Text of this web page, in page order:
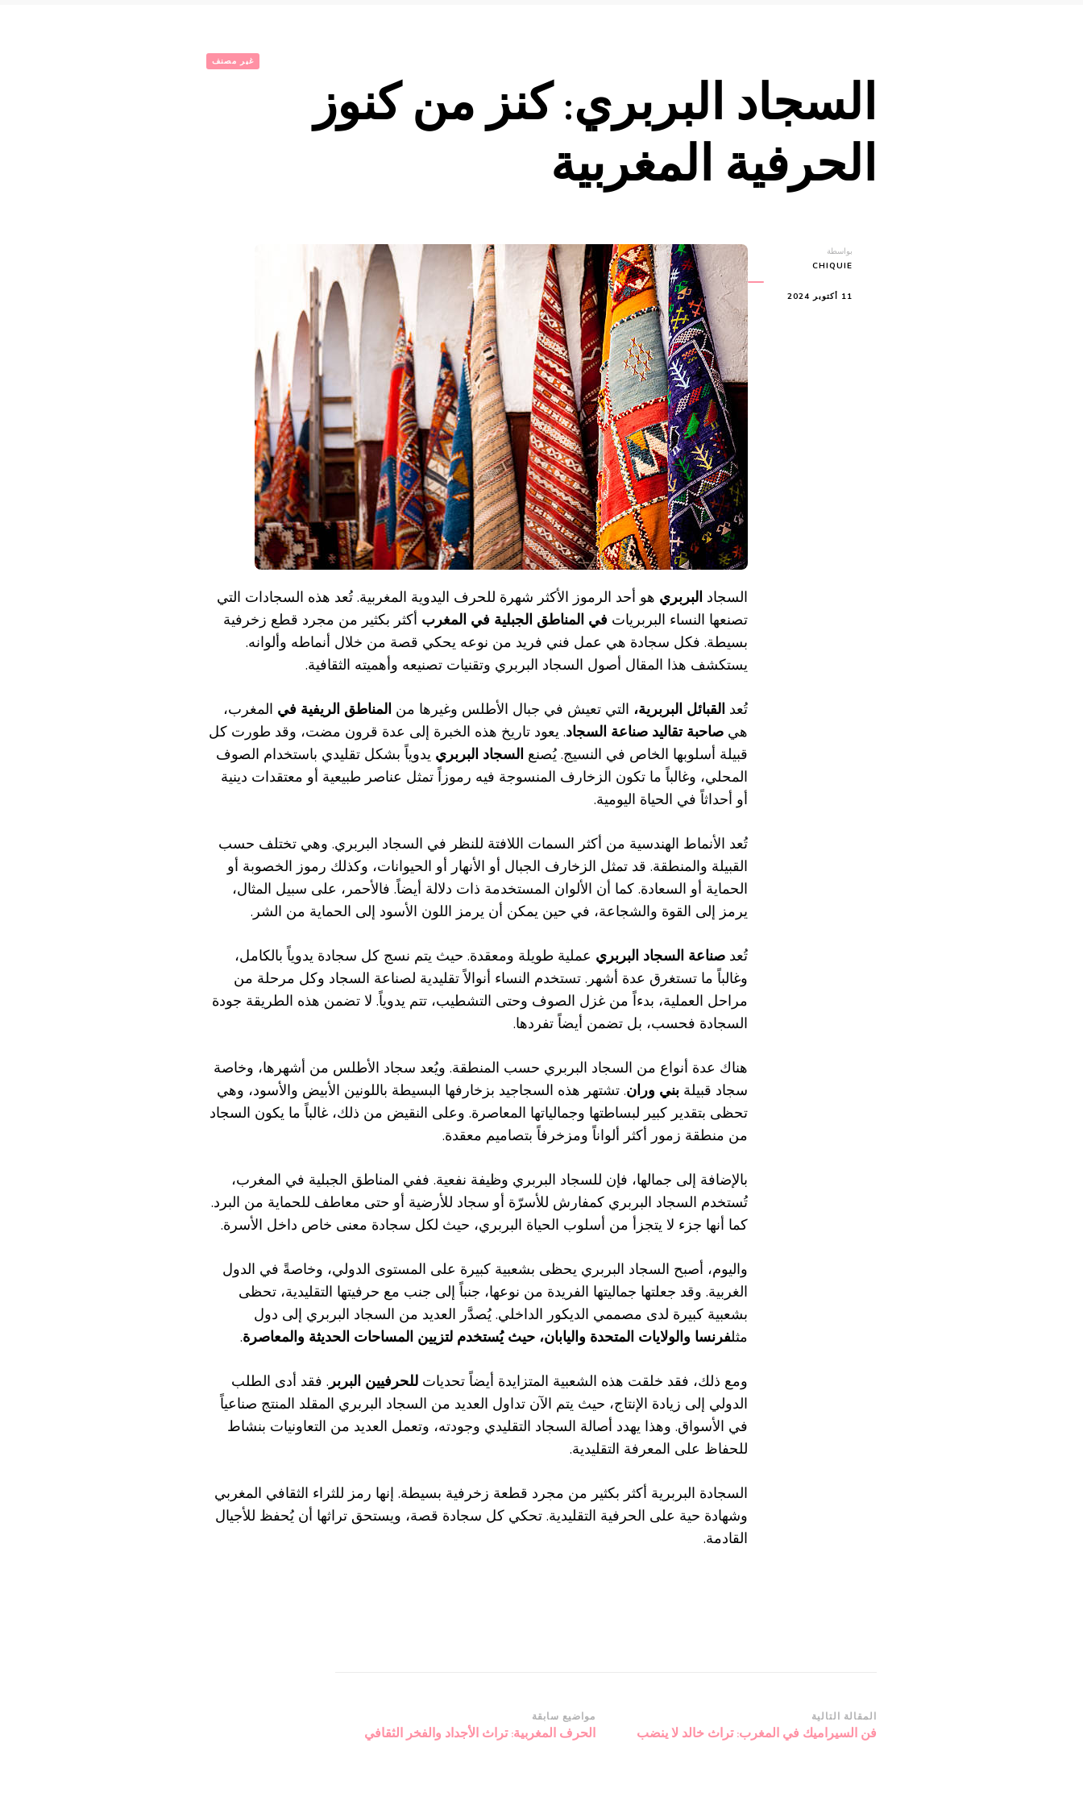
غير مصنف
السجاد البربري: كنز من كنوز
الحرفية المغربية
بواسطة
CHIQUIE
11 أكتوبر 2024
السجاد البربري هو أحد الرموز الأكثر شهرة للحرف اليدوية المغربية. تُعد هذه السجادات التي
تصنعها النساء البربريات في المناطق الجبلية في المغرب أكثر بكثير من مجرد قطع زخرفية
بسيطة. فكل سجادة هي عمل فني فريد من نوعه يحكي قصة من خلال أنماطه وألوانه.
يستكشف هذا المقال أصول السجاد البربري وتقنيات تصنيعه وأهميته الثقافية.
تُعد القبائل البربرية، التي تعيش في جبال الأطلس وغيرها من المناطق الريفية في المغرب،
هي صاحبة تقاليد صناعة السجاد. يعود تاريخ هذه الخبرة إلى عدة قرون مضت، وقد طورت كل
قبيلة أسلوبها الخاص في النسيج. يُصنع السجاد البربري يدوياً بشكل تقليدي باستخدام الصوف
المحلي، وغالباً ما تكون الزخارف المنسوجة فيه رموزاً تمثل عناصر طبيعية أو معتقدات دينية
أو أحداثاً في الحياة اليومية.
تُعد الأنماط الهندسية من أكثر السمات اللافتة للنظر في السجاد البربري. وهي تختلف حسب
القبيلة والمنطقة. قد تمثل الزخارف الجبال أو الأنهار أو الحيوانات، وكذلك رموز الخصوبة أو
الحماية أو السعادة. كما أن الألوان المستخدمة ذات دلالة أيضاً. فالأحمر، على سبيل المثال،
يرمز إلى القوة والشجاعة، في حين يمكن أن يرمز اللون الأسود إلى الحماية من الشر.
تُعد صناعة السجاد البربري عملية طويلة ومعقدة. حيث يتم نسج كل سجادة يدوياً بالكامل،
وغالباً ما تستغرق عدة أشهر. تستخدم النساء أنوالاً تقليدية لصناعة السجاد وكل مرحلة من
مراحل العملية، بدءاً من غزل الصوف وحتى التشطيب، تتم يدوياً. لا تضمن هذه الطريقة جودة
السجادة فحسب، بل تضمن أيضاً تفردها.
هناك عدة أنواع من السجاد البربري حسب المنطقة. ويُعد سجاد الأطلس من أشهرها، وخاصة
سجاد قبيلة بني وران. تشتهر هذه السجاجيد بزخارفها البسيطة باللونين الأبيض والأسود، وهي
تحظى بتقدير كبير لبساطتها وجمالياتها المعاصرة. وعلى النقيض من ذلك، غالباً ما يكون السجاد
من منطقة زمور أكثر ألواناً ومزخرفاً بتصاميم معقدة.
بالإضافة إلى جمالها، فإن للسجاد البربري وظيفة نفعية. ففي المناطق الجبلية في المغرب،
تُستخدم السجاد البربري كمفارش للأسرّة أو سجاد للأرضية أو حتى معاطف للحماية من البرد.
كما أنها جزء لا يتجزأ من أسلوب الحياة البربري، حيث لكل سجادة معنى خاص داخل الأسرة.
واليوم، أصبح السجاد البربري يحظى بشعبية كبيرة على المستوى الدولي، وخاصةً في الدول
الغربية. وقد جعلتها جماليتها الفريدة من نوعها، جنباً إلى جنب مع حرفيتها التقليدية، تحظى
بشعبية كبيرة لدى مصممي الديكور الداخلي. يُصدَّر العديد من السجاد البربري إلى دول
مثلفرنسا والولايات المتحدة واليابان، حيث يُستخدم لتزيين المساحات الحديثة والمعاصرة.
ومع ذلك، فقد خلقت هذه الشعبية المتزايدة أيضاً تحديات للحرفيين البربر . فقد أدى الطلب
الدولي إلى زيادة الإنتاج، حيث يتم الآن تداول العديد من السجاد البربري المقلد المنتج صناعياً
في الأسواق. وهذا يهدد أصالة السجاد التقليدي وجودته، وتعمل العديد من التعاونيات بنشاط
للحفاظ على المعرفة التقليدية.
السجادة البربرية أكثر بكثير من مجرد قطعة زخرفية بسيطة. إنها رمز للثراء الثقافي المغربي
وشهادة حية على الحرفية التقليدية. تحكي كل سجادة قصة، ويستحق تراثها أن يُحفظ للأجيال
القادمة.
التنقل
بين
مواضيع سابقة
الحرف المغربية: تراث الأجداد والفخر الثقافي
المقالة التالية
فن السيراميك في المغرب: تراث خالد لا ينضب